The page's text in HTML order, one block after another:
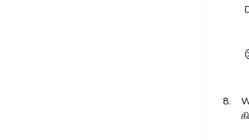
8.